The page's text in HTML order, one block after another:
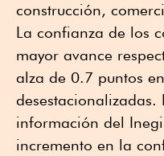
construcción,
La confianza de los
mayor avance
alza de 0.7 puntos
información del
incremento en la